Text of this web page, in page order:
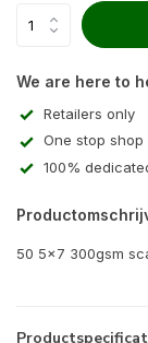
We are here to
Retailers only
One stop shop
100%
50 5×7 300gsm